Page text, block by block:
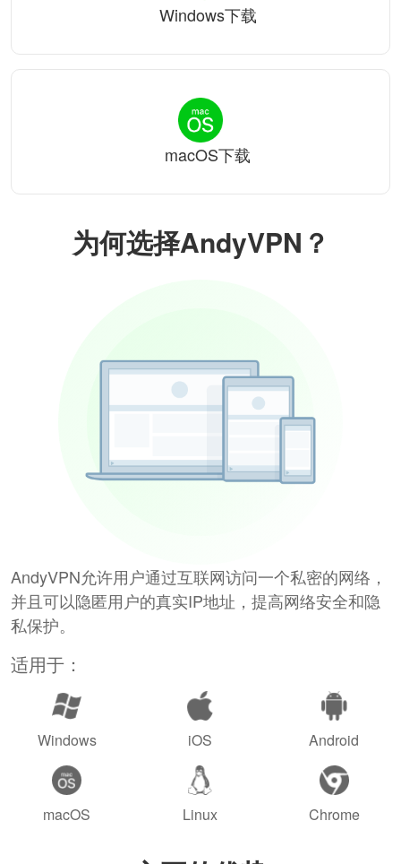
为何选择AndyVPN？
AndyVPN允许用户通过互联网访问一个私密的网络，
并且可以隐匿用户的真实IP地址，提高网络安全和隐
私保护。
适用于：
Windows iOS Android
macOS Linux Chrome
Windows下载
macOS下载